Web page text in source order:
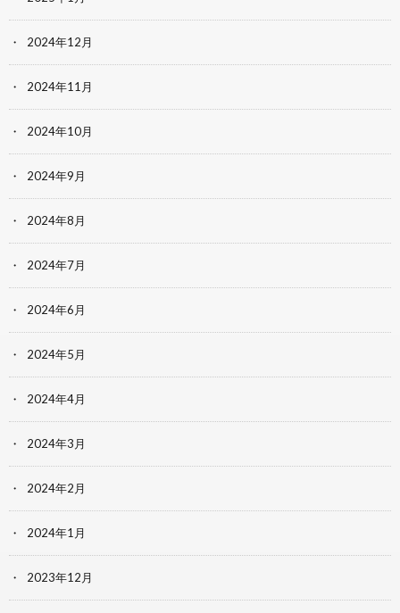
2024年12月
2024年11月
2024年10月
2024年9月
2024年8月
2024年7月
2024年6月
2024年5月
2024年4月
2024年3月
2024年2月
2024年1月
2023年12月